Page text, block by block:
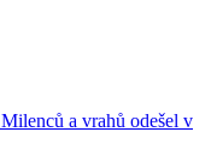
a vrahů odešel v